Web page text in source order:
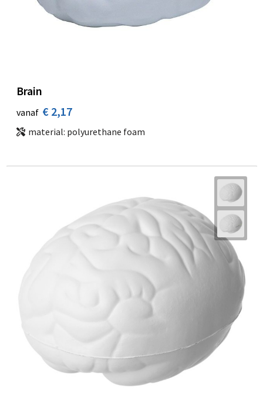
Brain
vanaf € 2,17
material: polyurethane foam